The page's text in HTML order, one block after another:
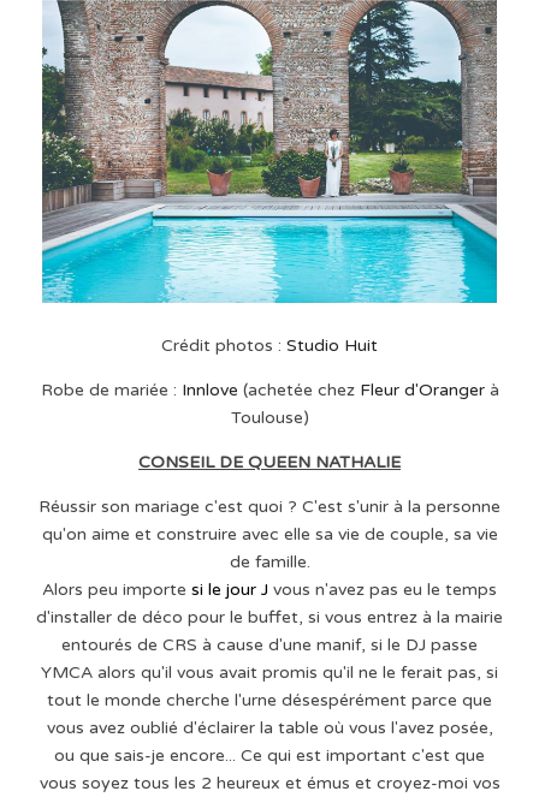
Crédit photos : Studio Huit
Robe de mariée : Innlove (achetée chez Fleur d'Orangerà
Toulouse)
CONSEIL DE QUEEN NATHALIE
Réussir son mariage c'est quoi ? C'est s'unir à la personne
qu'on aime et construire avec elle sa vie de couple, sa vie
de famille.
Alors peu importe si le jour J vous n'avez pas eu le temps
d'installer de déco pour le buffet, si vous entrez à la mairie
entourés de CRS à cause d'une manif, si le DJ passe
YMCA alors qu'il vous avait promis qu'il ne le ferait pas, si
tout le monde cherche l'urne désespérément parce que
vous avez oublié d'éclairer la table où vous l'avez posée,
ou que sais-je encore... Ce qui est important c'est que
vous soyez tous les 2 heureux et émus et croyez-moi vos